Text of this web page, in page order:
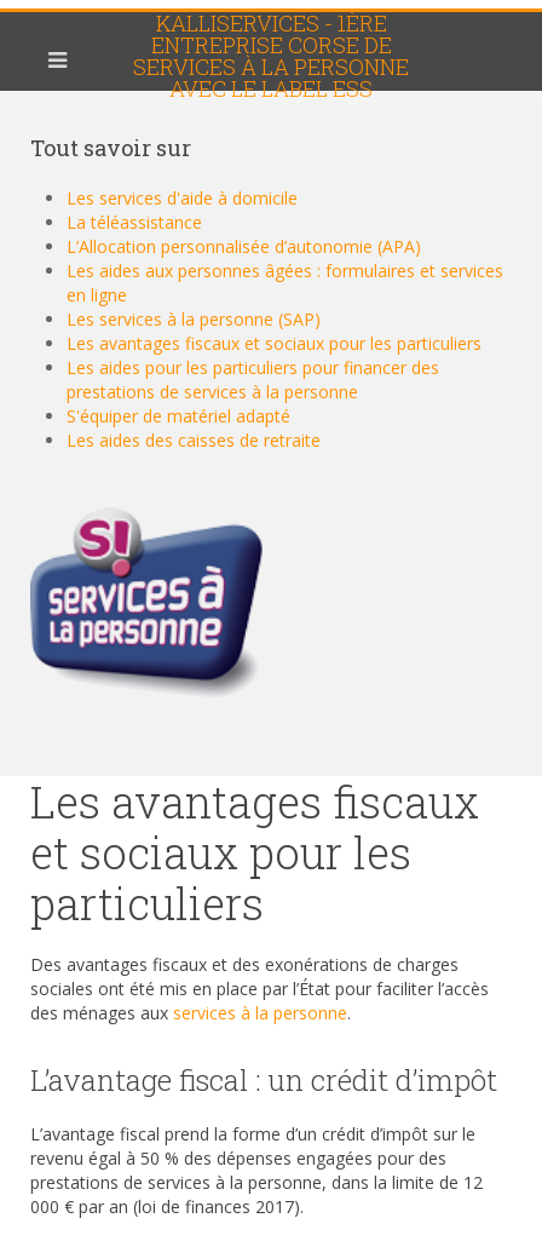
KALLISERVICES - 1ÈRE
ENTREPRISE CORSE DE
SERVICES À LA PERSONNE
AVEC LE LABEL ESS
Tout savoir sur
Les services d'aide à domicile
La téléassistance
L’Allocation personnalisée d’autonomie (APA)
Les aides aux personnes âgées : formulaires et services
en ligne
Les services à la personne (SAP)
Les avantages fiscaux et sociaux pour les particuliers
Les aides pour les particuliers pour financer des
prestations de services à la personne
S'équiper de matériel adapté
Les aides des caisses de retraite
Les avantages fiscaux
et sociaux pour les
particuliers
Des avantages fiscaux et des exonérations de charges
sociales ont été mis en place par l’État pour faciliter l’accès
des ménages aux services à la personne.
L’avantage fiscal : un crédit d’impôt
L’avantage fiscal prend la forme d’un crédit d’impôt sur le
revenu égal à 50 % des dépenses engagées pour des
prestations de services à la personne, dans la limite de 12
000 € par an (loi de finances 2017).